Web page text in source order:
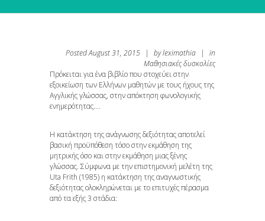
PostedAugust 31, 2015 | byleximathia |
in
Μαθησιακές δυσκολίες
Πρόκειται για ένα βιβλίο που στοχεύει στην
εξοικείωση των Ελλήνων μαθητών με τους ήχους της
Αγγλικής γλώσσας, στην απόκτηση φωνολογικής
ενημερότητας….
Η κατάκτηση της ανάγνωσης δεξιότητας αποτελεί
βασική προϋπόθεση τόσο στην εκμάθηση της
μητρικής όσο και στην εκμάθηση μιας ξένης
γλώσσας. Σύμφωνα με την επιστημονική μελέτη της
Uta Frith (1985) η κατάκτηση της αναγνωστικής
δεξιότητας ολοκληρώνεται με το επιτυχές πέρασμα
από τα εξής 3 στάδια: